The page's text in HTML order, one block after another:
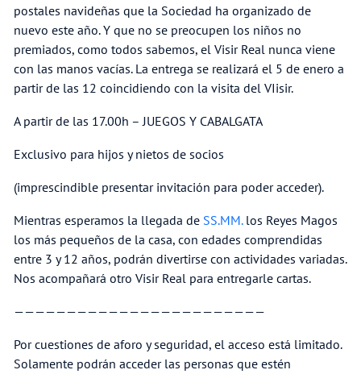
postales navideñas que la Sociedad ha organizado de
nuevo este año. Y que no se preocupen los niños no
premiados, como todos sabemos, el Visir Real nunca viene
con las manos vacías. La entrega se realizará el 5 de enero a
partir de las 12 coincidiendo con la visita del VIisir.
A partir de las 17.00h – JUEGOS Y CABALGATA
Exclusivo para hijos y nietos de socios
(imprescindible presentar invitación para poder acceder).
Mientras esperamos la llegada de SS.MM.los Reyes Magos
los más pequeños de la casa, con edades comprendidas
entre 3 y 12 años, podrán divertirse con actividades variadas.
Nos acompañará otro Visir Real para entregarle cartas.
————————————————————————
Por cuestiones de aforo y seguridad, el acceso está limitado.
Solamente podrán acceder las personas que estén